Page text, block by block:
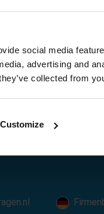
social media
advertising and
collected from
Customize